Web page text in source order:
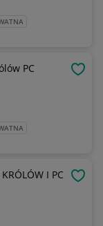
PC
I PC